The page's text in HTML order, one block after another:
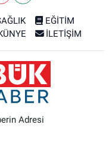
EĞİTİM
İLETİŞİM
Adresi